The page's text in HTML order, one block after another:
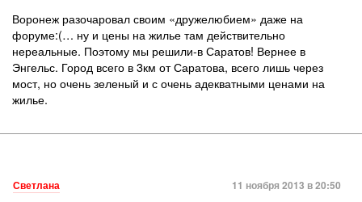
Воронеж разочаровал своим «дружелюбием» даже на
форуме:(… ну и цены на жилье там действительно
нереальные. Поэтому мы решили-в Саратов! Вернее в
Энгельс. Город всего в 3км от Саратова, всего лишь через
мост, но очень зеленый и с очень адекватными ценами на
жилье.
Светлана 11 ноября 2013 в 20:50